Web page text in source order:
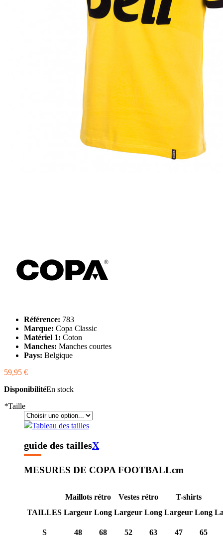
Référence: 783
Marque: Copa Classic
Matériel 1: Coton
Manches: Manches courtes
Pays: Belgique
59,95 €
DisponibilitéEn stock
*Taille
Tableau des tailles
guide des taillesX
MESURES DE COPA FOOTBALLcm
Maillots rétro Vestes rétro
T-shirts
TAILLES Largeur Long Largeur Long Largeur Long
S 48 68 52 63 47 65